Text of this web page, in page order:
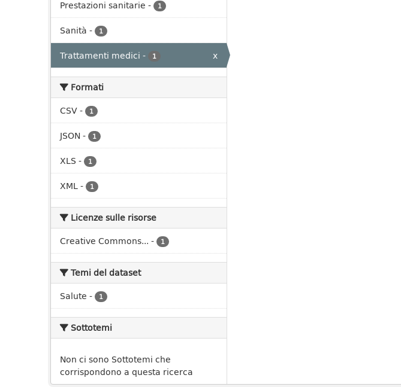
Prestazioni sanitarie - 1
Sanità - 1
Trattamenti medici - 1 x
Formati
CSV- 1
JSON - 1
XLS - 1
XML- 1
Licenze sulle risorse
Creative Commons... - 1
Temi del dataset
Salute - 1
Sottotemi
Non ci sono Sottotemi che
corrispondono a questa ricerca